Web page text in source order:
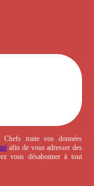
Chefs traite vos données
afin de vous adresser des
vous désabonner à tout